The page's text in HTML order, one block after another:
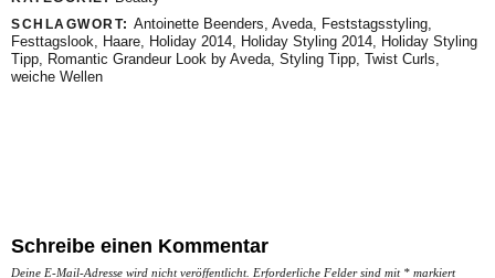
SCHLAGWORT: Antoinette Beenders Aveda Feststagsstyling
Festtagslook
Haare Holiday 2014 Holiday Styling 2014 Holiday Styling
Tipp Romantic Grandeur Look by Aveda Styling Tipp Twist Curls
weiche Wellen
Schreibe einen Kommentar
Deine E-Mail-Adresse wird nicht veröffentlicht. Erforderliche Felder sind mit * markiert